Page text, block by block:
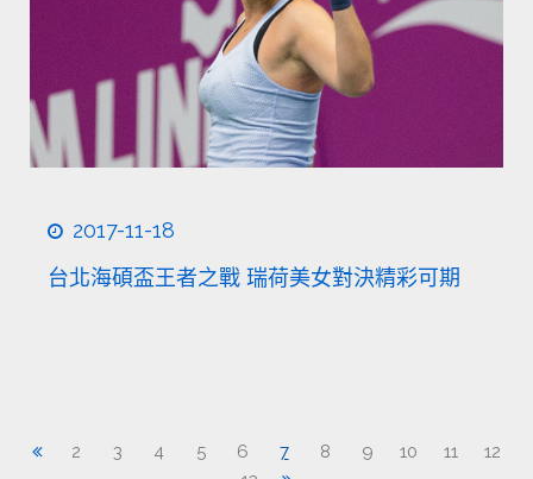
2017-11-18
台北海碩盃王者之戰 瑞荷美女對決精彩可期
2 3 4 5 6 7 8 9 10 11
12